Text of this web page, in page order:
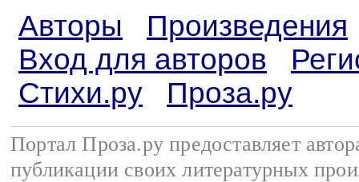
Авторы
Произведения
Вход для авторов
Стихи.ру
Проза.ру
Портал Проза.ру предоставляет
публикации своих литературных